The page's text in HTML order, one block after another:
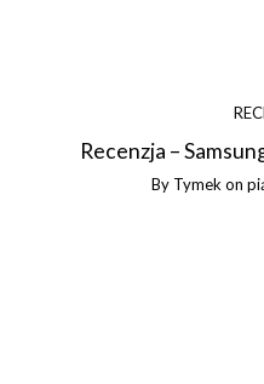
Recenzja –
By Tymek on